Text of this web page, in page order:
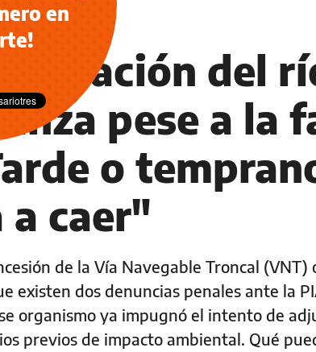
GENERAL
licitación del
pese a la
o
a caer"
de la Vía Navegable Troncal
existen dos denuncias penales ante la
organismo ya impugnó el intento de
previos de impacto ambiental. Qué
en